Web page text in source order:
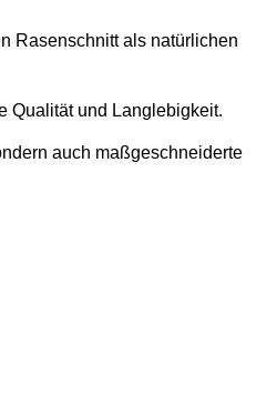
Rasenschnitt als natürlichen
Qualität und Langlebigkeit.
auch maßgeschneiderte